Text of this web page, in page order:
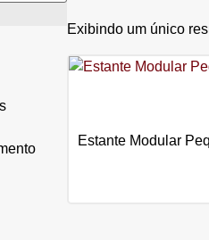
Exibindo um único
Estante Modular